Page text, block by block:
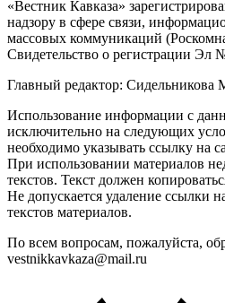
«Вестник Кавказа»
надзору в сфере связи,
массовых коммуникаций
Свидетельство о регистрации
Главный редактор: Сидельникова
Использование информации с
исключительно на следующих
необходимо указывать ссылку на
При использовании материалов
текстов. Текст должен
Не допускается удаление ссылки
текстов материалов.
По всем вопросам, пожалуйста,
vestnikkavkaza@mail.ru